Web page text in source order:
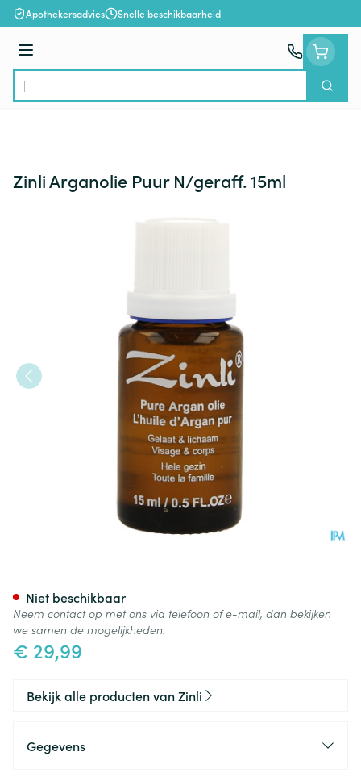
Ga naar de inhoud
Apothekersadvies Snelle beschikbaarheid
Menu
Product, merk, categorie...
Zoek
Zinli Arganolie Puur N/geraff. 15ml
€ 29,99
Niet beschikbaar
Neem contact op met ons via telefoon of e-mail, dan bekijken
we samen de mogelijkheden.
Bekijk alle producten van Zinli
Gegevens